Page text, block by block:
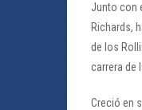
Junto con
Richards,
de los
carrera de
Creció en